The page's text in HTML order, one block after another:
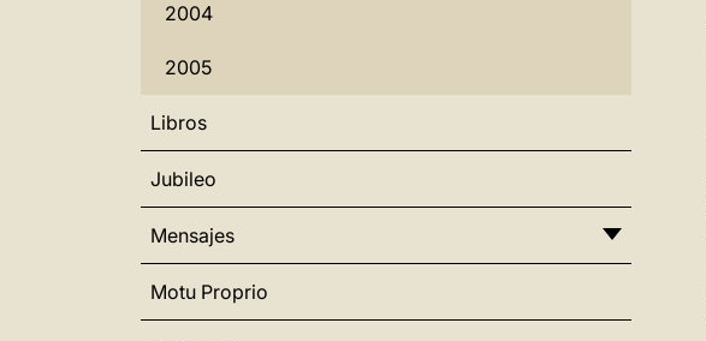
2004
2005
Libros
Jubileo
Mensajes
Motu Proprio